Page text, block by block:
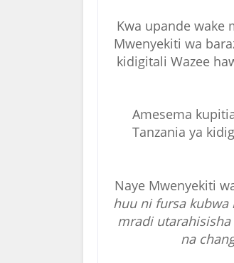
Kwa upande wake
Mwenyekiti wa
kidigitali Wazee
Amesema
Tanzania ya
Naye Mwenyekiti
huu ni fursa kubwa
mradi
na